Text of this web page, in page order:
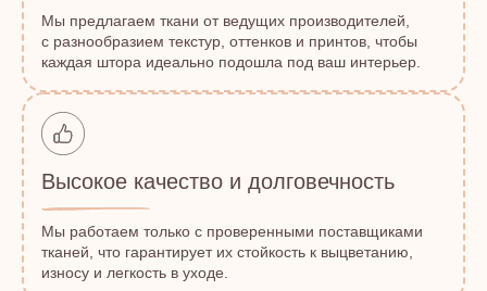
Мы предлагаем ткани от ведущих производителей,
с разнообразием текстур, оттенков и принтов, чтобы
каждая штора идеально подошла под ваш интерьер.
Высокое качество и долговечность
Мы работаем только с проверенными поставщиками
тканей, что гарантирует их стойкость к выцветанию,
износу и легкость в уходе.